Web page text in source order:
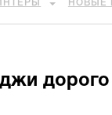
НОВЫЕ
дорого